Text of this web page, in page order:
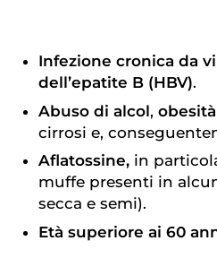
Infezione cronica da
dell’epatite B (HBV).
Abuso di alcol,
cirrosi e,
Aflatossine, in
muffe presenti in
secca e semi).
Età superiore ai 60